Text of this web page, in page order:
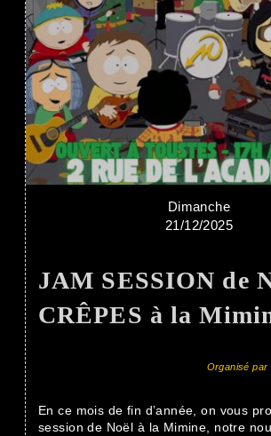
Dimanche
21/12/2025
JAM SESSION de
CRÊPES à la
Organisé par
En ce mois de fin d’année, on vous
session de Noël à la Mimine, notre